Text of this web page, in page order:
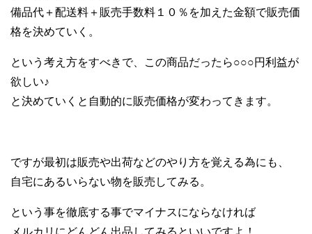
備品代＋配送料＋販売手数料１０％を加えた金額で販売価
格を決めていく。
という考え方をすべきで、この商品だったら○○○円利益が
欲しい♪
と決めていくと自動的に販売価格が変わってきます。
ですが最初は販売や出荷などのやり方を覚える為にも、
自宅にあるいらない物を販売してみる。
という事を徹底する事でマイナスにならなければ